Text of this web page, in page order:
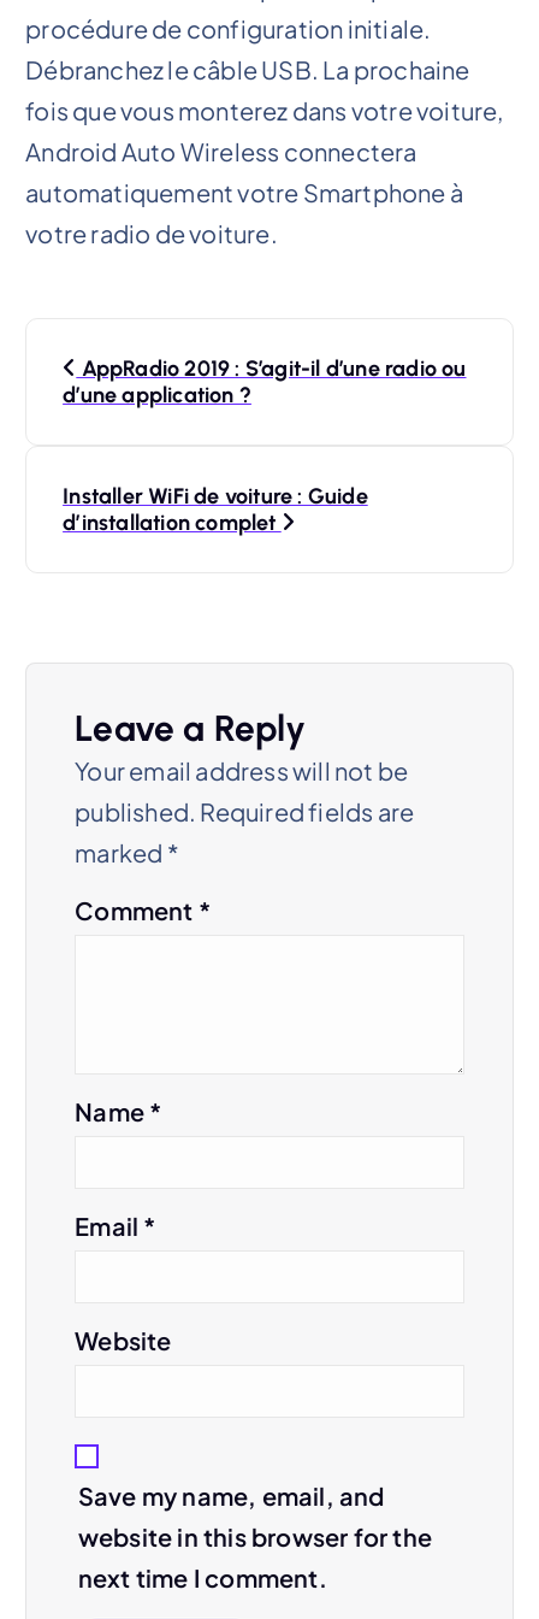
procédure de configuration initiale.
Débranchez le câble USB. La prochaine
fois que vous monterez dans votre voiture,
Android Auto Wireless connectera
automatiquement votre Smartphone à
votre radio de voiture.
i
AppRadio 2019 : S’agit-il d’une radio ou
d’une application ?
Installer WiFi de voiture : Guide
d’installation complet
Leave a Reply
Your email address will not be
published. Required fields are
marked *
Comment *
Name *
Email *
Website
Save my name, email, and
website in this browser for the
next time I comment.